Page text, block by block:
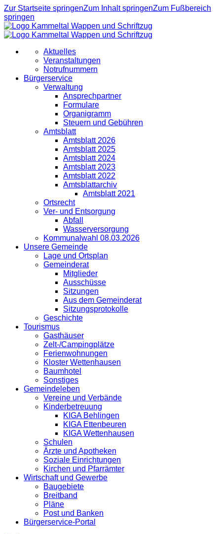
Zur Startseite springenZum Inhalt springenZum Fußbereich
springen
Aktuelles
Veranstaltungen
Notrufnummern
Bürgerservice
Verwaltung
Ansprechpartner
Formulare
Organigramm
Steuern und Gebühren
Amtsblatt
Amtsblatt 2026
Amtsblatt 2025
Amtsblatt 2024
Amtsblatt 2023
Amtsblatt 2022
Amtsblattarchiv
Amtsblatt 2021
Ortsrecht
Ver- und Entsorgung
Abfall
Wasserversorgung
Kommunalwahl 08.03.2026
Unsere Gemeinde
Lage und Ortsplan
Gemeinderat
Mitglieder
Ausschüsse
Sitzungen
Aus dem Gemeinderat
Sitzungsprotokolle
Geschichte
Tourismus
Gasthäuser
Zelt-/Campingplätze
Ferienwohnungen
Kloster Wettenhausen
Baumhotel
Sonstiges
Gemeindeleben
Vereine und Verbände
Kinderbetreuung
KIGA Behlingen
KIGA Ettenbeuren
KIGA Wettenhausen
Schulen
Ärzte und Apotheken
Soziale Einrichtungen
Kirchen und Pfarrämter
Wirtschaft und Gewerbe
Baugebiete
Breitband
Pläne
Post und Banken
Bürgerservice-Portal